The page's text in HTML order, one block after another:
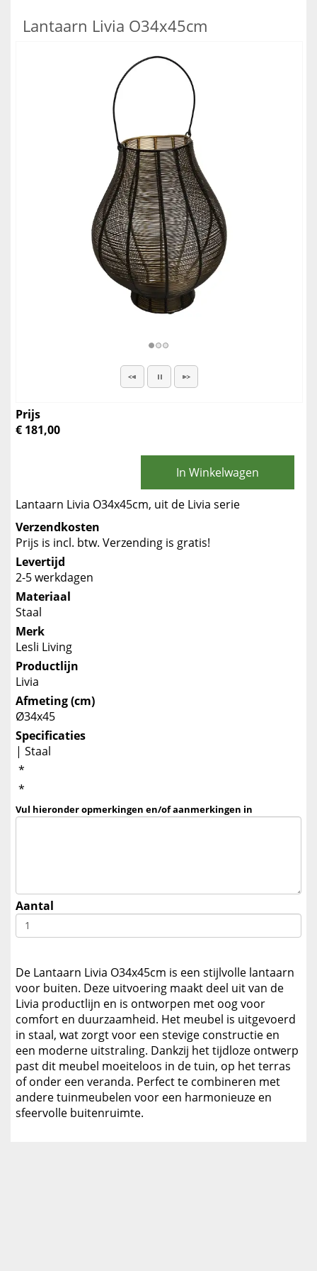
Lantaarn Livia O34x45cm
Prijs
€ 181,00
In Winkelwagen
Lantaarn Livia O34x45cm, uit de Livia serie
Verzendkosten
Prijs is incl. btw. Verzending is gratis!
Levertijd
2-5 werkdagen
Materiaal
Staal
Merk
Lesli Living
Productlijn
Livia
Afmeting (cm)
Ø34x45
Specificaties
| Staal
*
*
Vul hieronder opmerkingen en/of aanmerkingen in
Aantal
De Lantaarn Livia O34x45cm is een stijlvolle lantaarn
voor buiten. Deze uitvoering maakt deel uit van de
Livia productlijn en is ontworpen met oog voor
comfort en duurzaamheid. Het meubel is uitgevoerd
in staal, wat zorgt voor een stevige constructie en
een moderne uitstraling. Dankzij het tijdloze ontwerp
past dit meubel moeiteloos in de tuin, op het terras
of onder een veranda. Perfect te combineren met
andere tuinmeubelen voor een harmonieuze en
sfeervolle buitenruimte.